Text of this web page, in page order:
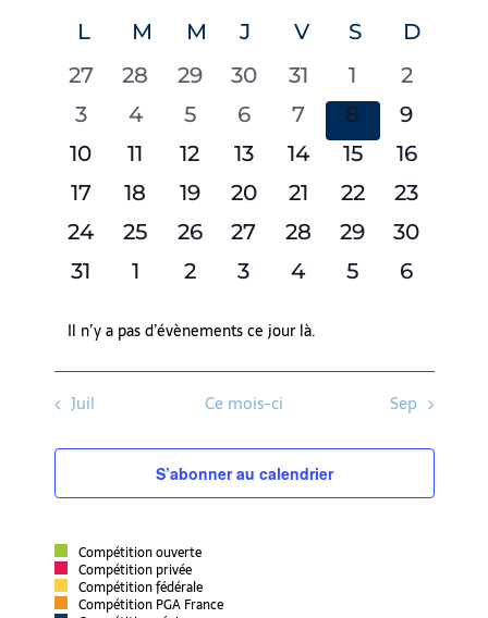
une
date.
Calendrier
Compétitions
L
M
M
J
V
S
D
0
compétitions
27
0
compétitions
28
0
compétitions
29
0
compétitions
30
0
compétitions
31
0
1
0
2
0
compétitions
3
0
compétitions
4
0
compétitions
5
0
compétitions
6
0
compétitions
7
0
8
0
9
0
compétitions
10
0
compétitions
11
0
compétitions
12
0
compétitions
13
0
compétitions
14
0
15
0
16
0
compétitions
17
0
compétitions
18
0
compétitions
19
0
compétitions
20
0
compétitions
21
0
compétitions
22
0
23
0
compétitions
24
0
compétitions
25
0
compétitions
26
0
compétitions
27
0
compétitions
28
0
compétitions
29
0
30
0
31
0
1
0
2
0
3
0
4
0
5
0
6
Notice
Il n’y a pas d’évènements ce jour là.
Juil Ce mois-ci Sep
S’abonner au calendrier
Compétition ouverte
Compétition privée
Compétition fédérale
Compétition PGA France